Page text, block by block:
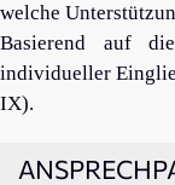
welche
Basierend auf
individueller
IX).